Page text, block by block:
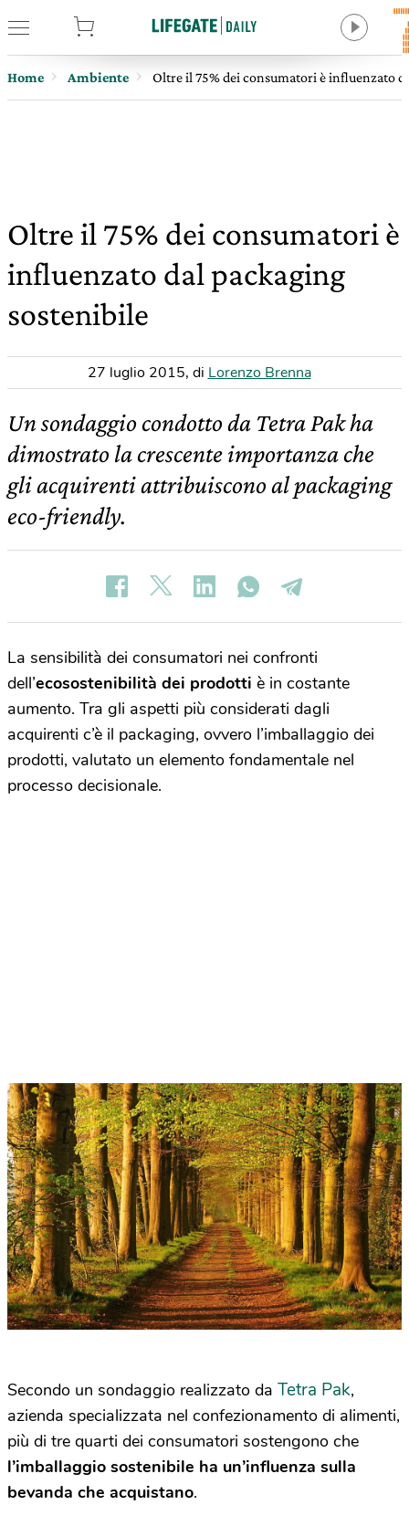
Home Ambiente Oltre il 75% dei consumatori è influenzato
Oltre il 75% dei consumatori è
influenzato dal packaging
sostenibile
27 luglio 2015, di Lorenzo Brenna
Un sondaggio condotto da Tetra Pak ha
dimostrato la crescente importanza che
gli acquirenti attribuiscono al packaging
eco-friendly.
La sensibilità dei consumatori nei confronti
dell’ecosostenibilità dei prodotti è in costante
aumento. Tra gli aspetti più considerati dagli
acquirenti c’è il packaging, ovvero l’imballaggio dei
prodotti, valutato un elemento fondamentale nel
processo decisionale.
Secondo un sondaggio realizzato da Tetra Pak,
azienda specializzata nel confezionamento di alimenti,
più di tre quarti dei consumatori sostengono che
l’imballaggio sostenibile ha un’influenza sulla
bevanda che acquistano.